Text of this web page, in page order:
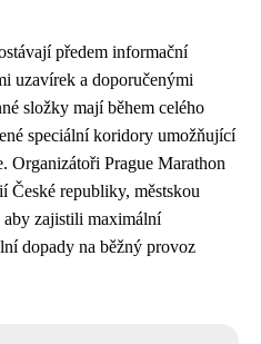
předem informační
uzavírek a doporučenými
složky mají během celého
speciální koridory umožňující
Organizátoři Prague Marathon
České republiky, městskou
zajistili maximální
dopady na běžný provoz